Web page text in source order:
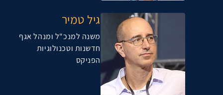
גיל טמיר
משנה למנכ"ל ומנהל אגף
חדשנות וטכנולוגיות
הפניקס